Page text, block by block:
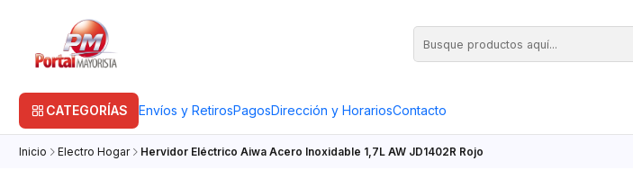
CATEGORÍAS Envíos y RetirosPagosDirección y HorariosContacto
Inicio Electro Hogar Hervidor Eléctrico Aiwa Acero Inoxidable 1,7L AW JD1402R Rojo